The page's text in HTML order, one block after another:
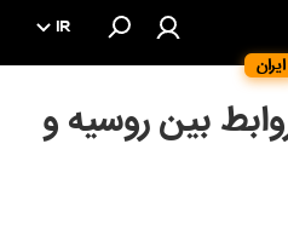
ایران
IR
بین روسیه و